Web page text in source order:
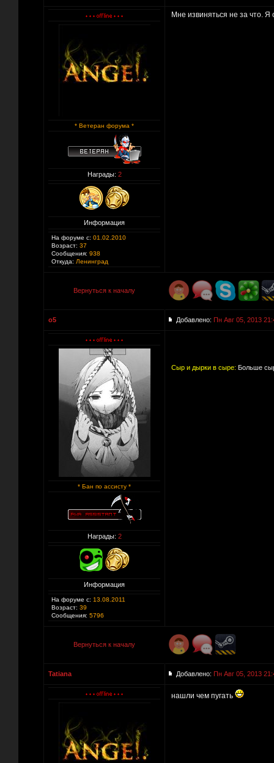
* Ветеран форума *
Награды: 2
Информация
На форуме с: 01.02.2010
Возраст: 37
Сообщения: 938
Откуда: Ленинград
Мне извиняться не за что.
Вернуться к началу
o5 Добавлено: Пн Авг 05, 2013
* Бан по ассисту *
Награды: 2
Информация
На форуме с: 13.08.2011
Возраст: 39
Сообщения: 5796
Сыр и дырки в сыре: Больше
Вернуться к началу
Tatiana Добавлено: Пн Авг 05, 2013
нашли чем пугать